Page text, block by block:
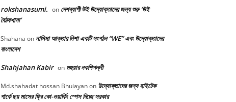
rokshanasumi. on দেশব্যাপী উই উদ্যোক্তাদের জন্য শুরু ‘উই
বৈঠকখানা’
Shahana on নাসিমা আক্তার নিশা একটি সংগঠন “WE” এবং উদ্যোক্তাদের
বাংলাদেশ
Shahjahan Kabir on মহুয়ার নকশিপল্লী
Md.shahadat hossan Bhuiayanon উদ্যোক্তাদের জন্য হাইটেক
পার্কে ছয় মাসের ফ্রি কো-ওয়ার্কিং স্পেস দিচ্ছে সরকার